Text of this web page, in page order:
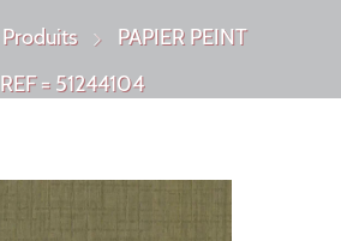
Produits
PAPIER PEINT
REF = 51244104